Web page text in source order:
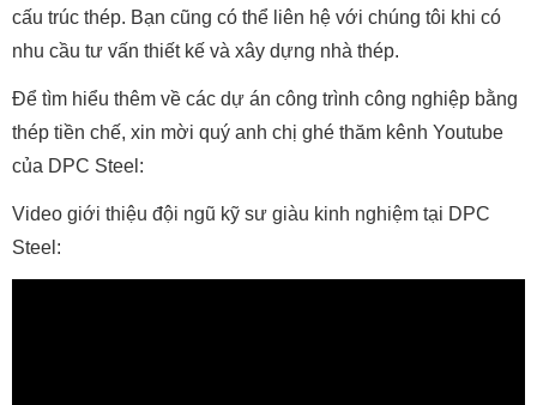
cấu trúc thép. Bạn cũng có thể liên hệ với chúng tôi khi có
nhu cầu tư vấn thiết kế và xây dựng nhà thép.
Để tìm hiểu thêm về các dự án công trình công nghiệp bằng
thép tiền chế, xin mời quý anh chị ghé thăm kênh Youtube
của DPC Steel:
Video giới thiệu đội ngũ kỹ sư giàu kinh nghiệm tại DPC
Steel: